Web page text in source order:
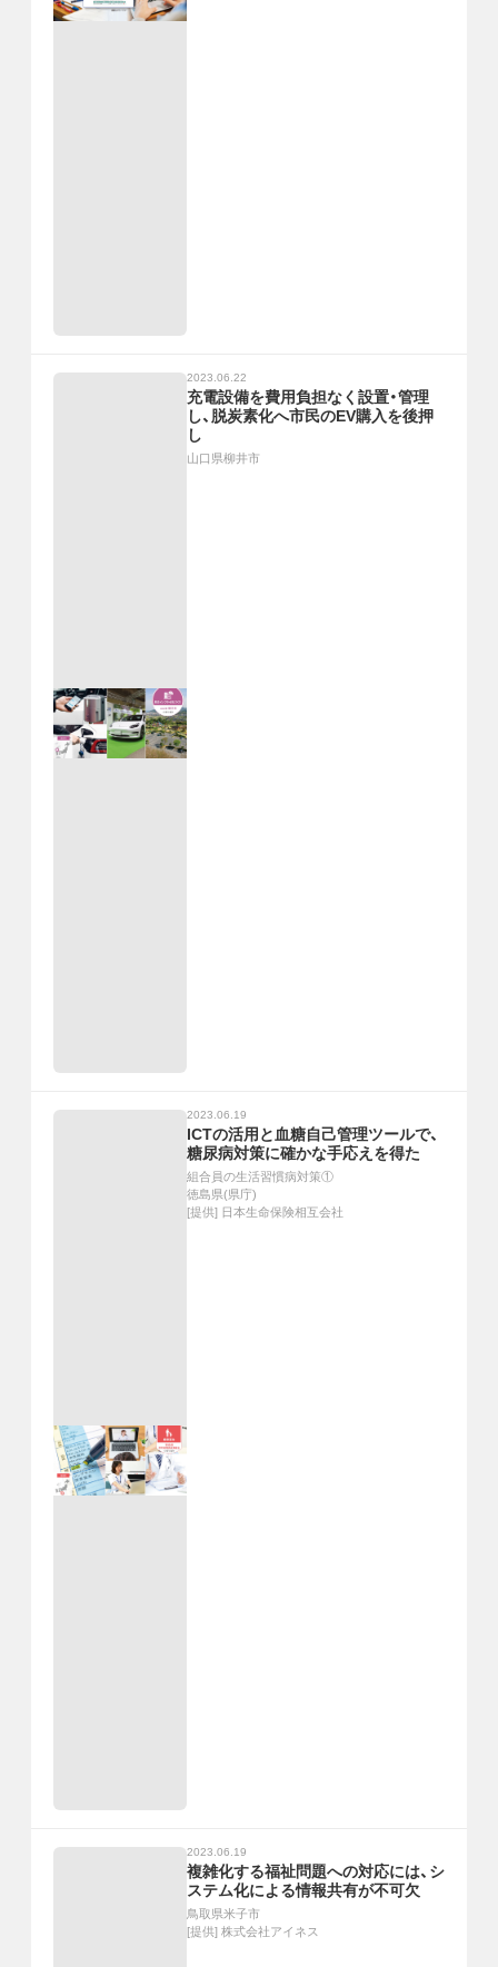
2023.06.22
充電設備を費用負担なく設置・管理
し、脱炭素化へ市民のEV購入を後押
し
山口県柳井市
2023.06.19
ICTの活用と血糖自己管理ツールで、
糖尿病対策に確かな手応えを得た
組合員の生活習慣病対策①
徳島県(県庁)
[提供] 日本生命保険相互会社
2023.06.19
複雑化する福祉問題への対応には、シ
ステム化による情報共有が不可欠
鳥取県米子市
[提供] 株式会社アイネス